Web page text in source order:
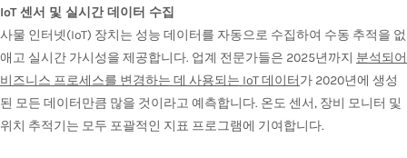
IoT 센서 및 실시간 데이터 수집
사물 인터넷(IoT) 장치는 성능 데이터를 자동으로 수집하여 수동 추적을 없
애고 실시간 가시성을 제공합니다. 업계 전문가들은 2025년까지 분석되어
비즈니스 프로세스를 변경하는 데 사용되는 IoT 데이터가 2020년에 생성
된 모든 데이터만큼 많을 것이라고 예측합니다. 온도 센서, 장비 모니터 및
위치 추적기는 모두 포괄적인 지표 프로그램에 기여합니다.